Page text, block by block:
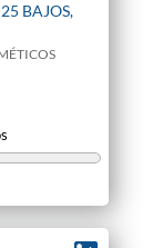
BAJOS,